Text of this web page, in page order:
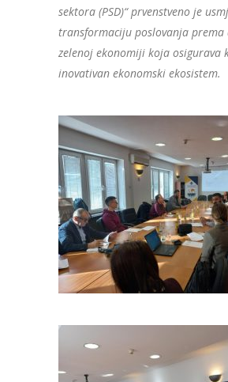
sektora (PSD)“ prvenstveno je
transformaciju poslovanja
zelenoj ekonomiji koja osigurava
inovativan ekonomski ekosistem.